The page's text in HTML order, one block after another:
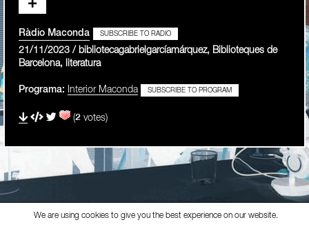
Ràdio Maconda SUBSCRIBE TO RADIO
21/11/2023 / bibliotecagabrielgarcíamárquez, Biblioteques de
Barcelona, literatura
Programa: Interior Maconda SUBSCRIBE TO PROGRAM
(2 votes)
We are using cookies to give you the best experience on our website.